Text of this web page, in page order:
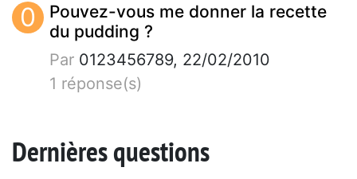
0
Pouvez-vous me donner la recette
du pudding ?
Par 0123456789, 22/02/2010
1 réponse(s)
Dernières questions